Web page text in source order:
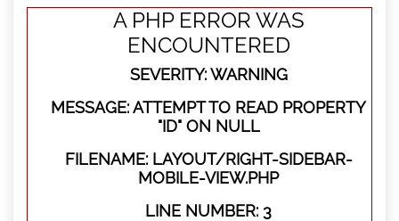
A PHP ERROR WAS
ENCOUNTERED
SEVERITY: WARNING
MESSAGE: ATTEMPT TO READ PROPERTY
"ID" ON NULL
FILENAME: LAYOUT/RIGHT-SIDEBAR-
MOBILE-VIEW.PHP
LINE NUMBER: 3